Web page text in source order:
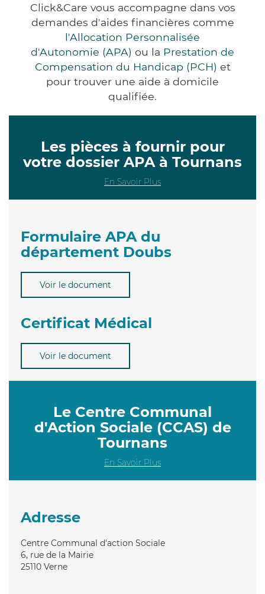
Click&Care vous accompagne dans vos
demandes d'aides financières comme
l'Allocation Personnalisée
d'Autonomie (APA) ou la Prestation de
Compensation du Handicap (PCH) et
pour trouver une aide à domicile
qualifiée.
Les pièces à fournir pour
votre dossier APA à Tournans
En Savoir Plus
Formulaire APA du
département Doubs
Voir le document
Certificat Médical
Voir le document
Le Centre Communal
d'Action Sociale (CCAS) de
Tournans
En Savoir Plus
Adresse
Centre Communal d'action Sociale
6, rue de la Mairie
25110 Verne